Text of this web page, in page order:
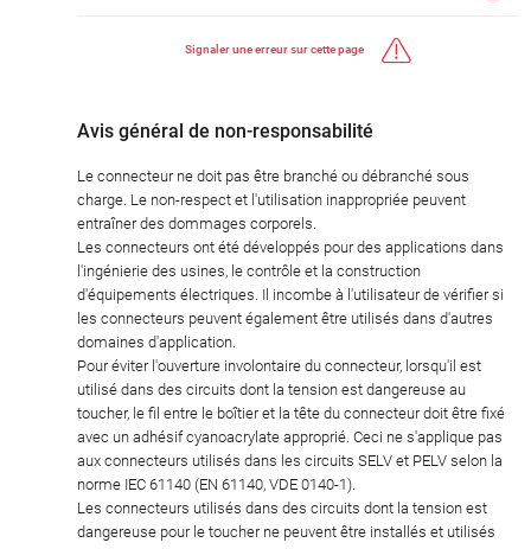
Signaler une erreur sur cette page
Avis général de non-responsabilité
Le connecteur ne doit pas être branché ou débranché sous
charge. Le non-respect et l'utilisation inappropriée peuvent
entraîner des dommages corporels.
Les connecteurs ont été développés pour des applications dans
l'ingénierie des usines, le contrôle et la construction
d'équipements électriques. Il incombe à l'utilisateur de vérifier si
les connecteurs peuvent également être utilisés dans d'autres
domaines d'application.
Pour éviter l'ouverture involontaire du connecteur, lorsqu'il est
utilisé dans des circuits dont la tension est dangereuse au
toucher, le fil entre le boîtier et la tête du connecteur doit être fixé
avec un adhésif cyanoacrylate approprié. Ceci ne s'applique pas
aux connecteurs utilisés dans les circuits SELV et PELV selon la
norme IEC 61140 (EN 61140, VDE 0140-1).
Les connecteurs utilisés dans des circuits dont la tension est
dangereuse pour le toucher ne peuvent être installés et utilisés